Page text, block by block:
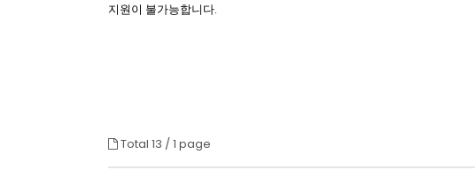
지원이 불가능합니다.
Total 13 /1 page